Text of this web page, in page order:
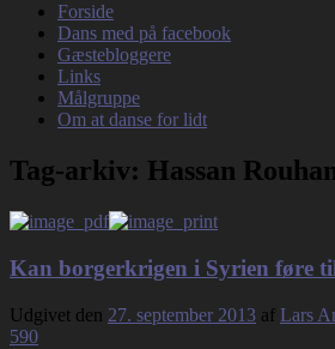
Forside
Dans med på facebook
Gæstebloggere
Links
Målgruppe
Om at danse for lidt
Tag-arkiv: Hassan
Kan borgerkrigen i Syrien føre
Udgivet den 27. september 2013 af Lars
590